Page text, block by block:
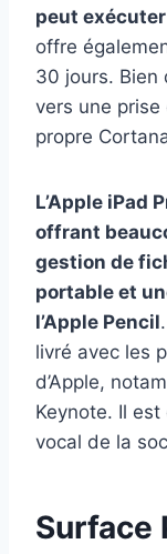
peut
offre
30 jours. Bien
vers une prise
propre
L’Apple iPad
offrant
gestion de
portable et
l’Apple Pencil
livré avec les
d’Apple,
Keynote. Il est
vocal de la
Surface